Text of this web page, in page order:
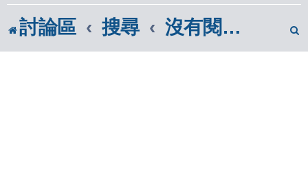
討論區 搜尋 沒有閱讀的文章